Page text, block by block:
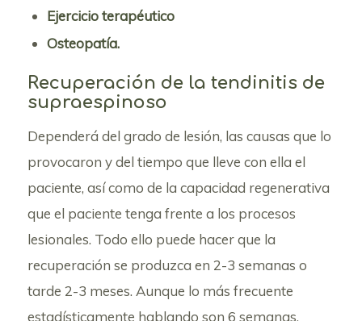
Ejercicio terapéutico
Osteopatía.
Recuperación de la tendinitis de
supraespinoso
Dependerá del grado de lesión, las causas que lo
provocaron y del tiempo que lleve con ella el
paciente, así como de la capacidad regenerativa
que el paciente tenga frente a los procesos
lesionales. Todo ello puede hacer que la
recuperación se produzca en 2-3 semanas o
tarde 2-3 meses. Aunque lo más frecuente
estadísticamente hablando son 6 semanas.